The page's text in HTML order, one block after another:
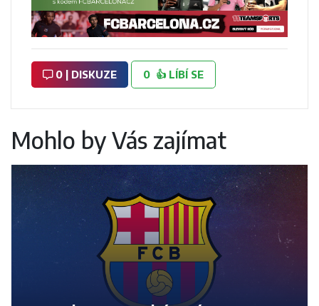
0 | DISKUZE 0 👍 LÍBÍ SE
Mohlo by Vás zajímat